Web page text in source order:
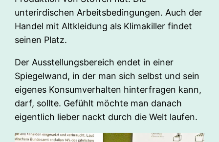
unterirdischen Arbeitsbedingungen. Auch der
Handel mit Altkleidung als Klimakiller findet
seinen Platz.
Der Ausstellungsbereich endet in einer
Spiegelwand, in der man sich selbst und sein
eigenes Konsumverhalten hinterfragen kann,
darf, sollte. Gefühlt möchte man danach
eigentlich lieber nackt durch die Welt laufen.